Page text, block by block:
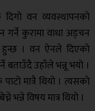
वन व्यवस्थापनको
गर्ने कुरामा वाधा अड्चन
हुन्छ । वन ऐनले दिएको
बताउँदै उहाँले भन्नू भयो ।
मात्रै थियो । त्यसको
भन्ने विषय मात्र थियो ।